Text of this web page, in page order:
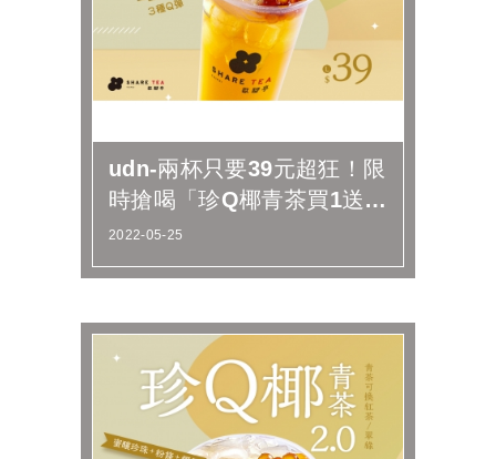
udn-兩杯只要39元超狂！限
時搶喝「珍Q椰青茶買1送
1」，珍珠粉條與椰果一次
滿...
2022-05-25